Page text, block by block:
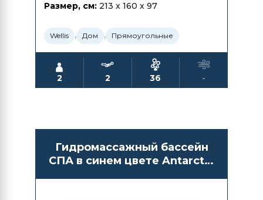
Размер, см: 213 x 160 x 97
Wellis , Дом , Прямоугольные
2 2 36 -
Гидромассажный бассейн
СПА в синем цвете Antarctic